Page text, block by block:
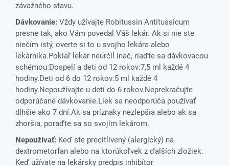
závažného stavu.
Dávkovanie: Vždy užívajte Robitussin Antitussicum
presne tak, ako Vám povedal Váš lekár. Ak si nie ste
niečím istý, overte si to u svojho lekára alebo
lekárnika.Pokiaľ lekár neurčil ináč, riaďte sa dávkovacou
schémou:Dospelí a deti od 12 rokov:7,5 ml každé 4
hodiny.Deti od 6 do 12 rokov:5 ml každé 4
hodiny.Nepoužívajte u detí do 6 rokov.Neprekračujte
odporúčané dávkovanie.Liek sa neodporúča používať
dlhšie ako 7 dní.Ak sa príznaky nezlepšia alebo ak sa
zhoršia, poraďte sa so svojím lekárom.
Nepoužívať: Keď ste precitlivený (alergický) na
dextrometorfan alebo na ktorúkoľvek z ďalších zložiek.
Keď užívate na lekársky predpis inhibítor